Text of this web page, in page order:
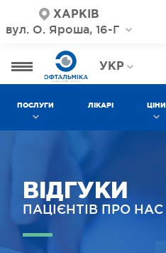
ХАРКІВ
вул. О. Яроша, 16-Г
УКР
РОС
ПОСЛУГИ ЛІКАРІ ЦІНИ
ВІДГУКИ
ПАЦІЄНТІВ ПРО НАС